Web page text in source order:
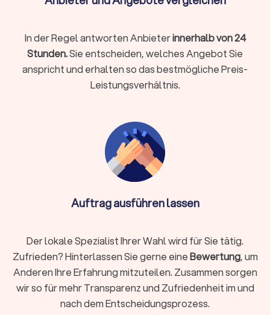
Arbeitgeber, in Familienangelegenheiten wie Scheidung und
kompetenter Anwalt ist Ihr Partner in rechtlich schwierigen
Momenten.
So finden Sie den richtigen Rechtsanwalt
Fall. Diese Schritte helfen Ihnen bei der Suche:
Rechtsgebiet identifizieren
Arbeitsrecht, Familienrecht, Mietrecht, Strafrecht und andere
Bereiche erfordern jeweils spezialisiertes Wissen. Ein
nachgewiesene Erfahrung in seinem Gebiet.
Regionale oder überregionale Suche
Für viele Mandate ist ein Anwalt in Ihrer Nähe praktisch,
insbesondere wenn persönliche Treffen oder
In der Regel antworten Anbieterinnerhalb von 24
Stunden.Sie entscheiden, welches Angebot Sie
anspricht und erhalten so das bestmögliche Preis-
Leistungsverhältnis.
Auftrag ausführen lassen
Der lokale Spezialist Ihrer Wahl wird für Sie tätig.
Zufrieden? Hinterlassen Sie gerne eineBewertung, um
Anderen Ihre Erfahrung mitzuteilen. Zusammen sorgen
wir so für mehr Transparenz und Zufriedenheit im und
nach dem Entscheidungsprozess.